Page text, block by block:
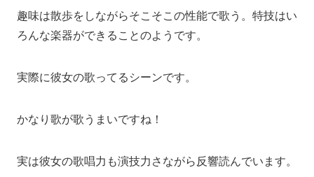
趣味は散歩をしながらそこそこの性能で歌う。特技はい
ろんな楽器ができることのようです。
実際に彼女の歌ってるシーンです。
かなり歌が歌うまいですね！
実は彼女の歌唱力も演技力さながら反響読んでいます。